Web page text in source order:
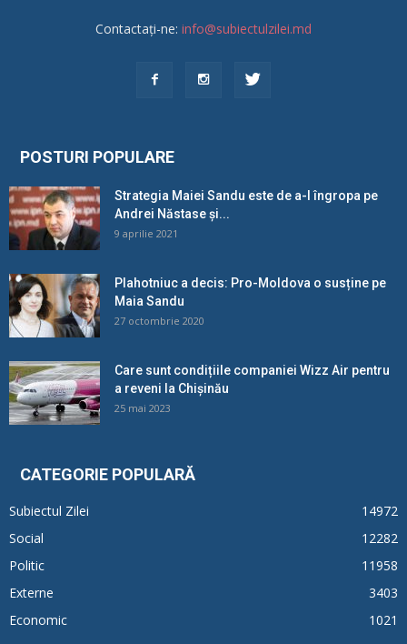
Contactați-ne: info@subiectulzilei.md
POSTURI POPULARE
Strategia Maiei Sandu este de a-l îngropa pe
Andrei Năstase și...
9 aprilie 2021
Plahotniuc a decis: Pro-Moldova o susține pe
Maia Sandu
27 octombrie 2020
Care sunt condițiile companiei Wizz Air pentru
a reveni la Chișinău
25 mai 2023
CATEGORIE POPULARĂ
Subiectul Zilei
14972
Social
12282
Politic
11958
Externe
3403
Economic
1021